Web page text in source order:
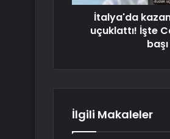
İtalya'da
uçuklattı! İşte
İlgili Makaleler